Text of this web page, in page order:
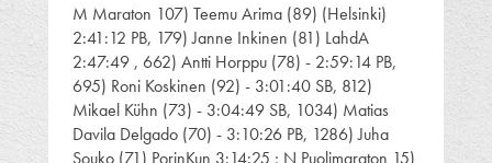
M Maraton 107) Teemu Arima (89) (Helsinki)
2:41:12 PB, 179) Janne Inkinen (81) LahdA
2:47:49 , 662) Antti Horppu (78) - 2:59:14 PB,
695) Roni Koskinen (92) - 3:01:40 SB, 812)
Mikael Kühn (73) - 3:04:49 SB, 1034) Matias
Davila Delgado (70) - 3:10:26 PB, 1286) Juha
Souko (71) PorinKun 3:14:25 ; N Puolimaraton 15)